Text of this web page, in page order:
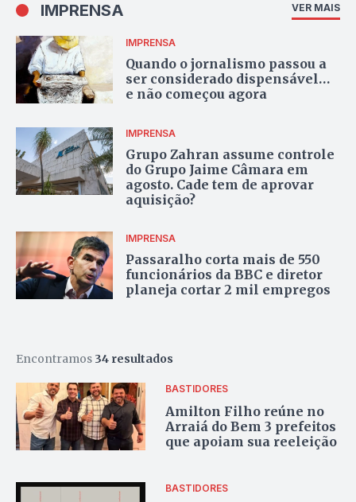
IMPRENSA VER MAIS
IMPRENSA
Quando o jornalismo passou a
ser considerado dispensável…
e não começou agora
IMPRENSA
Grupo Zahran assume controle
do Grupo Jaime Câmara em
agosto. Cade tem de aprovar
aquisição?
IMPRENSA
Passaralho corta mais de 550
funcionários da BBC e diretor
planeja cortar 2 mil empregos
Encontramos 34 resultados
BASTIDORES
Amilton Filho reúne no
Arraiá do Bem 3 prefeitos
que apoiam sua reeleição
BASTIDORES